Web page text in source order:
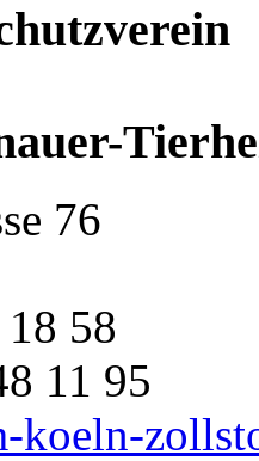
76
58
11 95
koeln-